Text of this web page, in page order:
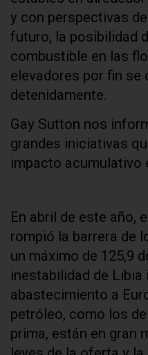
y con perspectivas
futuro, la posibilidad
combustible en las
elevadores por fin se
detenidamente.
Gay Sutton nos
grandes iniciativas
impacto acumulativo
En abril de este año,
rompió la barrera de
un máximo de 125,9
inestabilidad de Libia
abastecimiento a
petróleo, como los
prima, están en gran